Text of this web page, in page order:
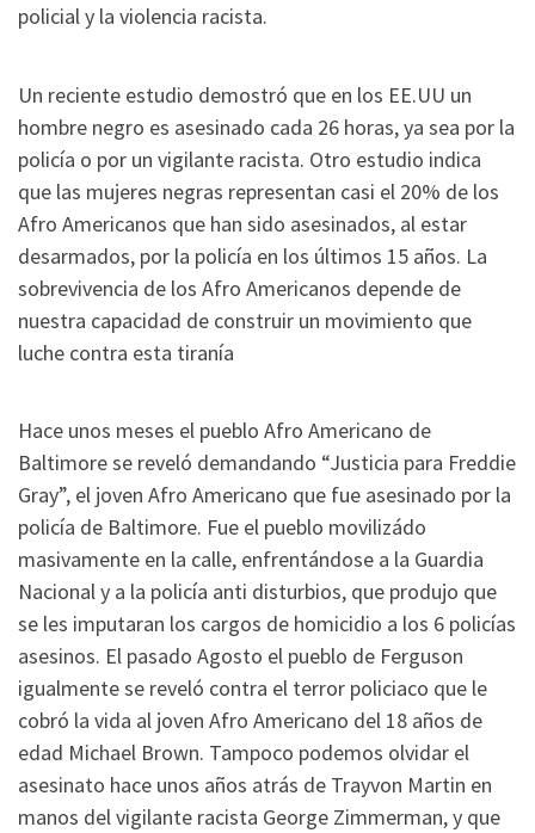
policial y la violencia racista.
Un reciente estudio demostró que en los EE.UU un
hombre negro es asesinado cada 26 horas, ya sea por la
policía o por un vigilante racista. Otro estudio indica
que las mujeres negras representan casi el 20% de los
Afro Americanos que han sido asesinados, al estar
desarmados, por la policía en los últimos 15 años. La
sobrevivencia de los Afro Americanos depende de
nuestra capacidad de construir un movimiento que
luche contra esta tiranía
Hace unos meses el pueblo Afro Americano de
Baltimore se reveló demandando “Justicia para Freddie
Gray”, el joven Afro Americano que fue asesinado por la
policía de Baltimore. Fue el pueblo movilizádo
masivamente en la calle, enfrentándose a la Guardia
Nacional y a la policía anti disturbios, que produjo que
se les imputaran los cargos de homicidio a los 6 policías
asesinos. El pasado Agosto el pueblo de Ferguson
igualmente se reveló contra el terror policiaco que le
cobró la vida al joven Afro Americano del 18 años de
edad Michael Brown. Tampoco podemos olvidar el
asesinato hace unos años atrás de Trayvon Martin en
manos del vigilante racista George Zimmerman, y que